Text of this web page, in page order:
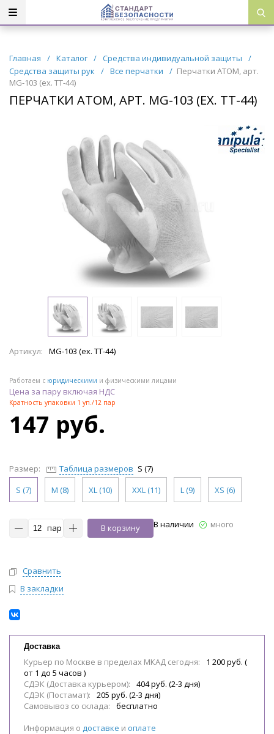
Главная / Каталог / Средства индивидуальной защиты
/
Средства защиты рук
/ Все перчатки / Перчатки АТОМ, арт.
MG-103 (ex. TT-44)
ПЕРЧАТКИ АТОМ, АРТ. MG-103 (EX. TT-44)
Артикул: MG-103 (ex. TT-44)
Работаем с юридическими и физическими лицами
Цена за пару включая НДС
Кратность упаковки 1 уп./12 пар
147 руб.
Размер: Таблица размеров S (7)
S (7)
M (8) XL (10) XXL (11) L (9) XS (6)
пар В корзину В наличии много
Сравнить
В закладки
Доставка
Курьер по Москве в пределах МКАД сегодня:
1 200 руб. (
от 1 до 5 часов )
СДЭК (Доставка курьером):
404 руб. (2-3 дня)
СДЭК (Постамат):
205 руб. (2-3 дня)
Самовывоз со склада:
бесплатно
Информация о доставке и оплате